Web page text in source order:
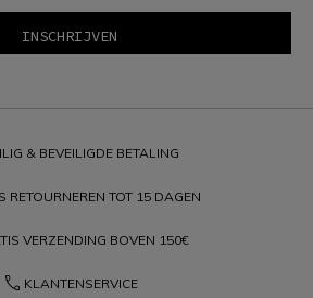
& BEVEILIGDE BETALING
RETOURNEREN TOT 15 DAGEN
VERZENDING BOVEN 150€
phone KLANTENSERVICE